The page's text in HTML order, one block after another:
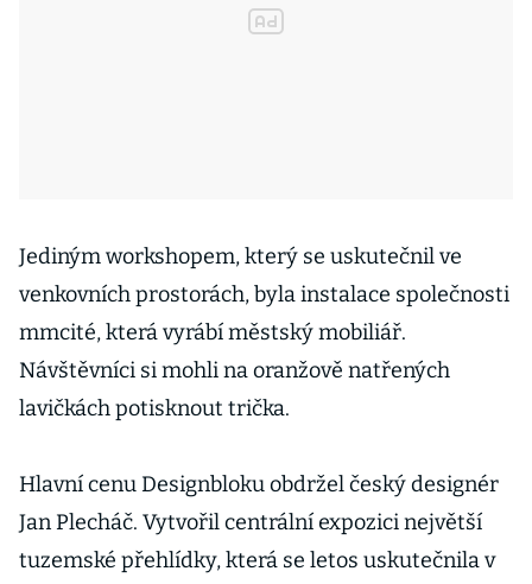
Jediným workshopem, který se uskutečnil ve
venkovních prostorách, byla instalace společnosti
mmcité, která vyrábí městský mobiliář.
Návštěvníci si mohli na oranžově natřených
lavičkách potisknout trička.
Hlavní cenu Designbloku obdržel český designér
Jan Plecháč. Vytvořil centrální expozici největší
tuzemské přehlídky, která se letos uskutečnila v